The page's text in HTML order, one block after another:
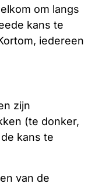
om langs
kans te
iedereen
zijn
(te donker,
kans te
van de